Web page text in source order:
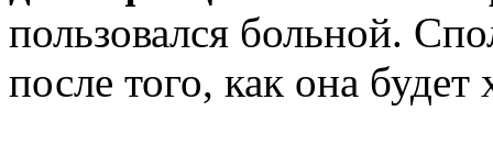
пользовался больной.
после того, как она